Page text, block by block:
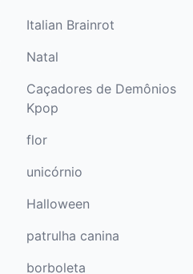
Italian Brainrot
Natal
Caçadores de Demônios
Kpop
flor
unicórnio
Halloween
patrulha canina
borboleta